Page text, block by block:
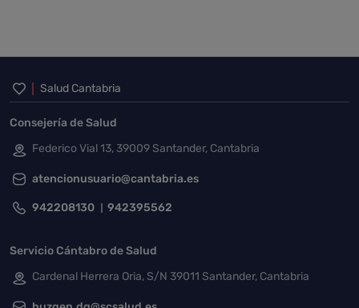
Inicio del pie de página
Salud Cantabria
Consejería de Salud
Federico Vial 13, 39009 Santander, Cantabria
atencionusuario@cantabria.es
942208130 942395562
Servicio Cántabro de Salud
Cardenal Herrera Oria, S/N 39011 Santander, Cantabria